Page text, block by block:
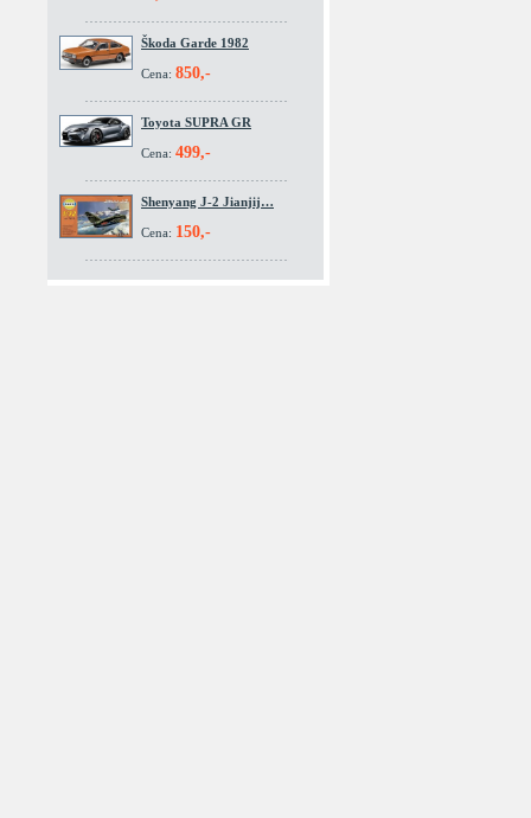
Škoda Garde 1982
Cena: 850,-
Toyota SUPRA GR
Cena: 499,-
Shenyang J-2 Jianjij…
Cena: 150,-